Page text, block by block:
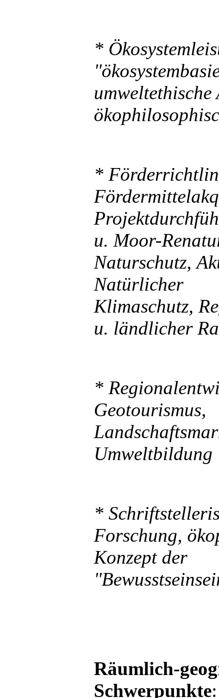
*
*
u. Moor-
Naturschutz,
Natürlicher
Klimaschutz,
u. ländlicher
*
Geotourismus,
Umweltbildung
*
Forschung,
Konzept der
Räumlich-
Schwerpunkte